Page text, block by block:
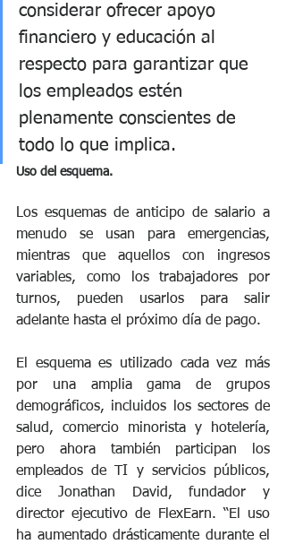
considerar ofrecer apoyo
financiero y educación al
respecto para garantizar que
los empleados estén
plenamente conscientes de
todo lo que implica.
Uso del esquema.
Los esquemas de anticipo de salario a
menudo se usan para emergencias,
mientras que aquellos con ingresos
variables, como los trabajadores por
turnos, pueden usarlos para salir
adelante hasta el próximo día de pago.
El esquema es utilizado cada vez más
por una amplia gama de grupos
demográficos, incluidos los sectores de
salud, comercio minorista y hotelería,
pero ahora también participan los
empleados de TI y servicios públicos,
dice Jonathan David, fundador y
director ejecutivo de FlexEarn. “El uso
ha aumentado drásticamente durante el